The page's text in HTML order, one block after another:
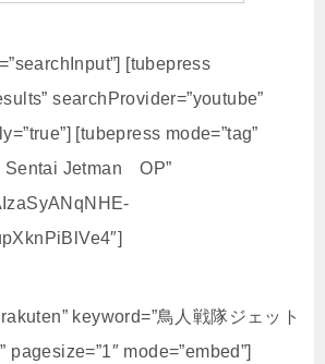
[tubepress
searchProvider=”youtube”
[tubepress mode=”tag”
Sentai Jetman OP”
keyword=”鳥人戦隊ジェット
pagesize=”1″ mode=”embed”]